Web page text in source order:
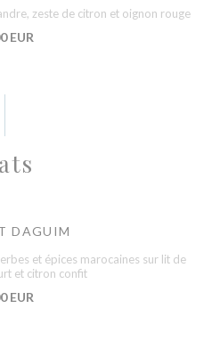
zeste de citron et oignon rouge
EUR
DAGUIM
et épices marocaines sur lit de
et citron confit
EUR